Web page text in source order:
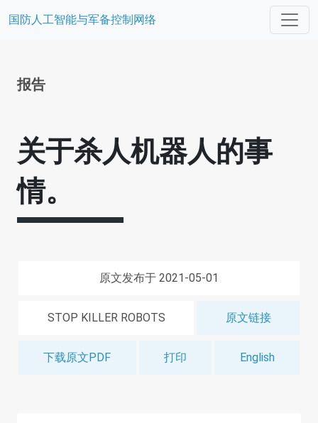
国防人工智能与军备控制网络
报告
关于杀人机器人的事
情。
原文发布于 2021-05-01
STOP KILLER ROBOTS 原文链接
下载原文PDF 打印 English